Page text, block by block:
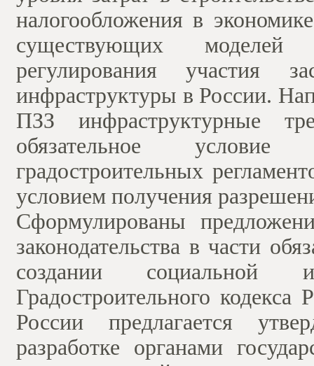
налогообложения в
существующих моделей
регулирования участия
инфраструктуры в России.
ПЗЗ инфраструктурные
обязательное
градостроительных
условием получения
Сформулированы
законодательства в части
создании социальной
Градостроительного
России предлагается
разработке органами